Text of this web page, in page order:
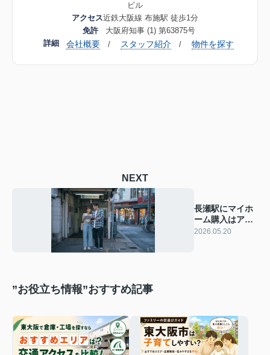
ビル
アクセス近鉄大阪線 布施駅 徒歩1分
免許
大阪府知事 (1) 第63875号
詳細
会社概要 / スタッフ紹介 / 物件を探す
NEXT
長瀬駅にマイホ
ーム購入はア
リ？子育てに向
2026.05.20
”お役立ち情報”おすすめ記事